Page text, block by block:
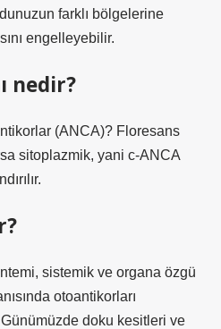
farklı bölgelerine
engelleyebilir.
nedir?
(ANCA)? Floresans
sitoplazmik, yani c-ANCA
sistemik ve organa özgü
otoantikorları
doku kesitleri ve